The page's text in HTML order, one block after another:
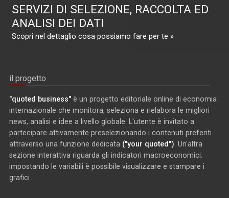
SERVIZI DI SELEZIONE, RACCOLTA ED
ANALISI DEI DATI
Scopri nel dettaglio cosa possiamo fare per te »
il progetto
"quoted business" è un progetto editoriale online di economia
internazionale che monitora, seleziona e rielabora le migliori
news, analisi e idee a livello globale. L'utente è invitato a
partecipare attivamente preselezionando i contenuti preferiti
attraverso una funzione dedicata ("your quoted"). Un'altra
sezione interattiva riguarda gli indicatori macroeconomici:
impostando le variabili è possibile visualizzare e stampare i
grafici.